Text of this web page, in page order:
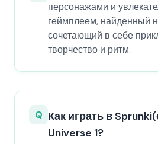
персонажами и
геймплеем, найденный
сочетающий в себе
творчество и ритм.
Q Как играть в
Universe 1?